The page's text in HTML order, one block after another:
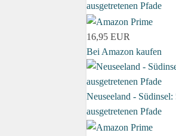
ausgetretenen Pfade
16,95 EUR
Bei Amazon kaufen
Neuseeland -
ausgetretenen Pfade